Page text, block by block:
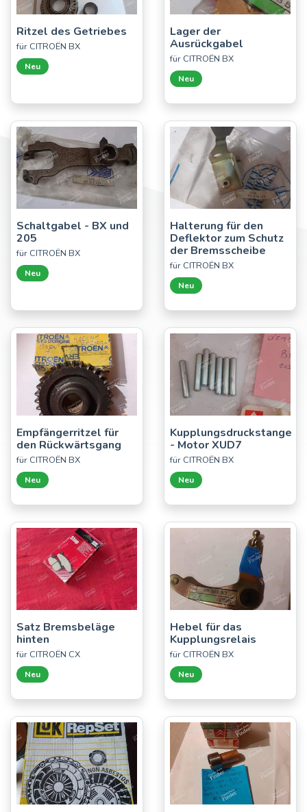
Ritzel des Getriebes
für CITROËN BX
Neu
Lager der
Ausrückgabel
für CITROËN BX
Neu
Schaltgabel - BX und
205
für CITROËN BX
Neu
Halterung für den
Deflektor zum Schutz
der Bremsscheibe
für CITROËN BX
Neu
Empfängerritzel für
den Rückwärtsgang
für CITROËN BX
Neu
Kupplungsdruckstange
- Motor XUD7
für CITROËN BX
Neu
Satz Bremsbeläge
hinten
für CITROËN CX
Neu
Hebel für das
Kupplungsrelais
für CITROËN BX
Neu